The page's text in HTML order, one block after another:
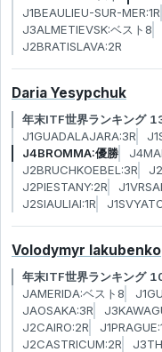
J1BEAULIEU-SUR-MER:1R
J3ALMETIEVSK:ベスト8
J2BRATISLAVA:2R
Daria Yesypchuk
年末ITF世界ランキング
J1GUADALAJARA:3R
J4BROMMA:優勝
J2BRUCHKOEBEL:3R
J2PIESTANY:2R
J2SIAULIAI:1R
Volodymyr Iakubenko
年末ITF世界ランキング
JAMERIDA:ベスト8
JAOSAKA:3R
J2CAIRO:2R
J2CASTRICUM:2R